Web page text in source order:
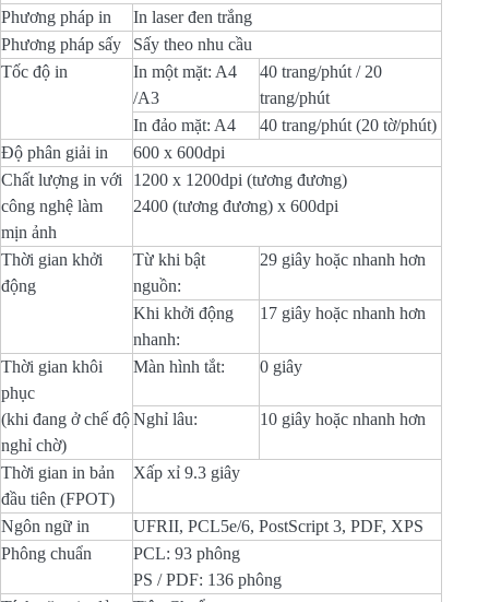
Phương pháp in
In laser đen trắng
Phương pháp sấy
Sấy theo nhu cầu
Tốc độ in
In một mặt: A4
/A3
40 trang/phút / 20
trang/phút
In đảo mặt: A4
40 trang/phút (20 tờ/phút)
Độ phân giải in
600 x 600dpi
Chất lượng in với
công nghệ làm
mịn ảnh
1200 x 1200dpi (tương đương)
2400 (tương đương) x 600dpi
Thời gian khởi
động
Từ khi bật
nguồn:
29 giây hoặc nhanh hơn
Khi khởi động
nhanh:
17 giây hoặc nhanh hơn
Thời gian khôi
phục
(khi đang ở chế độ
nghỉ chờ)
Màn hình tắt: 0 giây
Nghỉ lâu: 10 giây hoặc nhanh hơn
Thời gian in bản
đầu tiên (FPOT)
Xấp xỉ 9.3 giây
Ngôn ngữ in
UFRII, PCL5e/6, PostScript 3, PDF, XPS
Phông chuẩn
PCL: 93 phông
PS / PDF: 136 phông